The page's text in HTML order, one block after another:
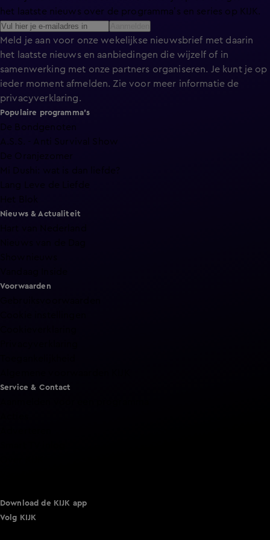
het laatste nieuws over de programma’s en series op KIJK.
Meld je aan voor onze wekelijkse nieuwsbrief met daarin
het laatste nieuws en aanbiedingen die wijzelf of in
samenwerking met onze partners organiseren. Je kunt je op
ieder moment afmelden. Zie voor meer informatie de
privacyverklaring.
Populaire programma's
De Bondgenoten
A.S.S. - Anti Survival Show
De Oranjezomer
Mi Dushi: wat is dan liefde?
Lang Leve de Liefde
Nieuws & Actualiteit
Voorwaarden
Service & Contact
Download de KIJK app
Volg KIJK